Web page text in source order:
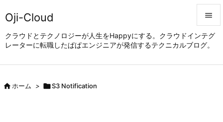
Oji-Cloud
クラウドとテクノロジーが人生をHappyにする。クラウドインテグ
レーターに転職したぱぱエンジニアが発信するテクニカルブログ。


メニュ
ホーム > S3 Notification